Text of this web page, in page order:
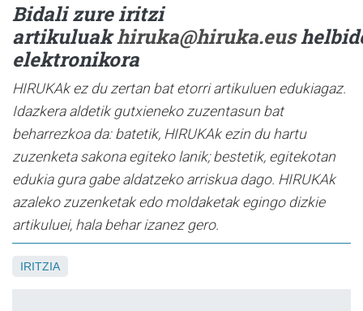
Bidali zure iritzi
artikuluakhiruka@hiruka.eus
elektronikora
HIRUKAk ez du zertan bat etorri artikuluen edukiagaz.
Idazkera aldetik gutxieneko zuzentasun bat
beharrezkoa da: batetik, HIRUKAk ezin du hartu
zuzenketa sakona egiteko lanik; bestetik, egitekotan
edukia gura gabe aldatzeko arriskua dago. HIRUKAk
azaleko zuzenketak edo moldaketak egingo dizkie
artikuluei, hala behar izanez gero.
IRITZIA